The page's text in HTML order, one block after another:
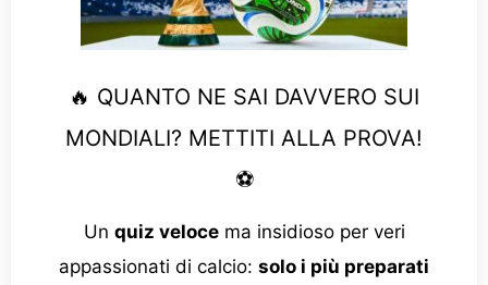
🔥 QUANTO NE SAI DAVVERO SUI
MONDIALI? METTITI ALLA PROVA!
⚽
Un quiz velocema insidioso per veri
appassionati di calcio: solo i più preparati